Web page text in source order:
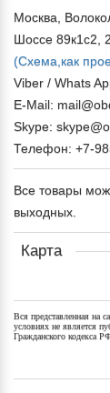
Москва,
Шоссе 89к1с2,
(Схема,как
Viber / Whats
E-Mail:
Skype:
Телефон: +7-
Все товары
выходных.
Карта
Вся представленная на
условиях не является
Гражданского кодекса